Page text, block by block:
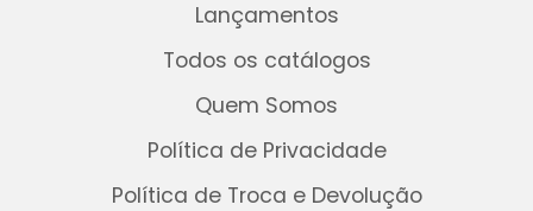
Lançamentos
Todos os catálogos
Quem Somos
Política de Privacidade
Política de Troca e Devolução